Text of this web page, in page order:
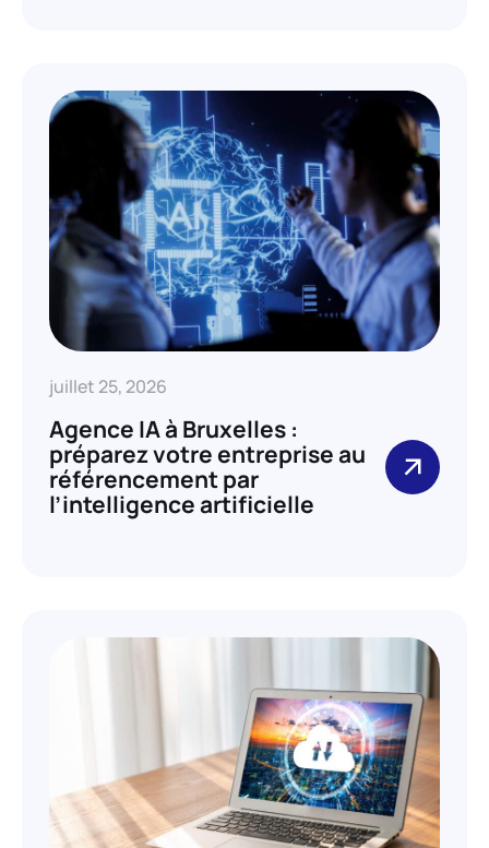
juillet 25, 2026
Agence IA à Bruxelles :
préparez votre entreprise au
référencement par
l’intelligence artificielle